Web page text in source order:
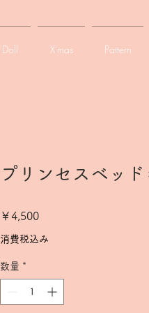
Doll X'mas Pattern
プリンセスベッド
￥4,500価
格
消費税込み
数量 *